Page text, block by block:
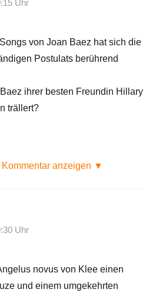
Uhr
von Joan Baez hat sich die
Postulats berührend
ihrer besten Freundin Hillary
trällert?
anzeigen ▼
Uhr
novus von Klee einen
und einem umgekehrten